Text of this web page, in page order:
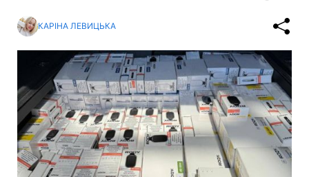
КАРІНА ЛЕВИЦЬКА